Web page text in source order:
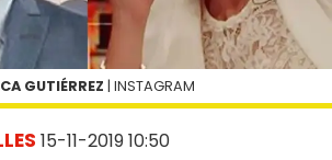
15-11-2019 10:50
GUTIÉRREZ | INSTAGRAM